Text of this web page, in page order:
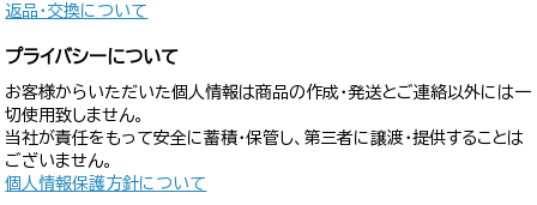
返品・交換について
プライバシーについて
お客様からいただいた個人情報は商品の作成・発送とご連絡以外には一
切使用致しません。
当社が責任をもって安全に蓄積・保管し、第三者に譲渡・提供することは
ございません。
個人情報保護方針について